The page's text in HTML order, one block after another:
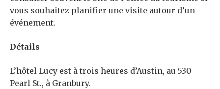
vous souhaitez planifier une visite autour d’un
événement.
Détails
L’hôtel Lucy est à trois heures d’Austin, au 530
Pearl St., à Granbury.